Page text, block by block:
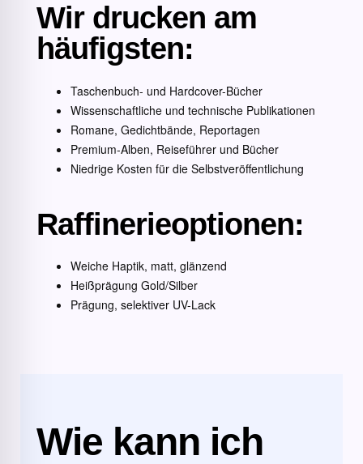
Wir drucken am
häufigsten:
Taschenbuch- und Hardcover-Bücher
Wissenschaftliche und technische Publikationen
Romane, Gedichtbände, Reportagen
Premium-Alben, Reiseführer und Bücher
Niedrige Kosten für die Selbstveröffentlichung
Raffinerieoptionen:
Weiche Haptik, matt, glänzend
Heißprägung Gold/Silber
Prägung, selektiver UV-Lack
Wie kann ich